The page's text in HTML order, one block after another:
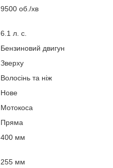
9500 об./хв
6.1 л. с.
Бензиновий двигун
Зверху
Волосінь та ніж
Нове
Мотокоса
Пряма
400 мм
255 мм